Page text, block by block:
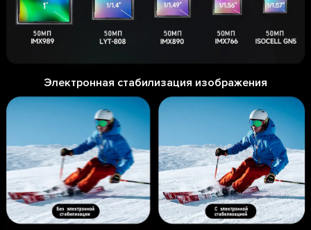
Электронная стабилизация изображения